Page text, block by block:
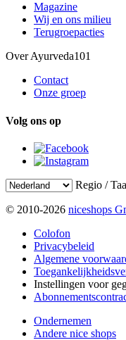
Magazine
Wij en ons milieu
Terugroepacties
Over Ayurveda101
Contact
Onze groep
Volg ons op
Regio /
© 2010-2026 niceshops
Colofon
Privacybeleid
Algemene
Instellingen voor
Ondernemen
Andere nice shops